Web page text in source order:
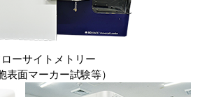
ローサイトメトリー
表面マーカー試験等）